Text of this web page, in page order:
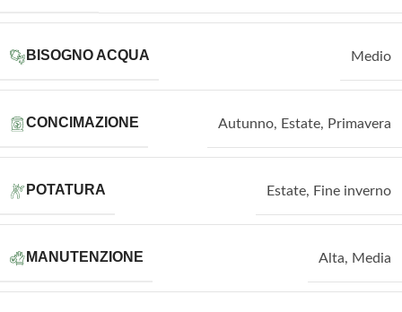
BISOGNO ACQUA Medio
CONCIMAZIONE Autunno, Estate, Primavera
POTATURA Estate, Fine inverno
MANUTENZIONE Alta, Media